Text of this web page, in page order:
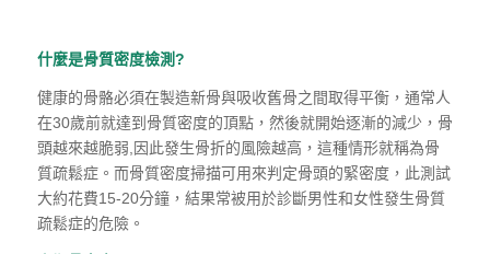
什麼是骨質密度檢測?
健康的骨骼必須在製造新骨與吸收舊骨之間取得平衡， 通常人
在30歲前就達到骨質密度的頂點， 然後就開始逐漸的減少 ， 骨
頭越來越脆弱,因此發生骨折的風險越高 ， 這種情形就稱為骨
質疏鬆症。而骨質密度掃描可用來判定骨頭的緊密度， 此測試
大約花費15-20分鐘， 結果常被用於診斷男性和女性發生骨質
疏鬆症的危險。